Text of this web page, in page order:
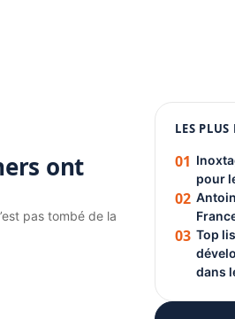
ont
pas tombé de la
PUBLICITÉ
LES PLUS
01
pour
02
03 Top
dans